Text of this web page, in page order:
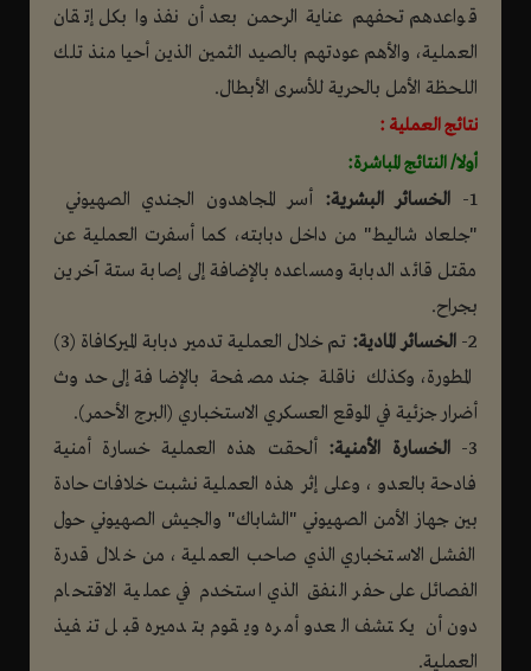
قواعدهم تحفهم عناية الرحمن بعد أن نفذوا بكل إتقان
العملية، والأهم عودتهم بالصيد الثمين الذين أحيا منذ تلك
اللحظة الأمل بالحرية للأسرى الأبطال.
نتائج العملية :
أولا/ النتائج المباشرة:
1-
الخسائر البشرية: أسر المجاهدون الجندي الصهيوني
"جلعاد شاليط" من داخل دبابته، كما أسفرت العملية عن
مقتل قائد الدبابة ومساعده بالإضافة إلى إصابة ستة آخرين
بجراح.
2- الخسائر المادية:
تم خلال العملية تدمير دبابة الميركافاة (3)
المطورة، وكذلك ناقلة جند مصفحة بالإضافة إلى حدوث
أضرار جزئية في الموقع العسكري الاستخباري (البرج الأحمر).
3-
الخسارة الأمنية: ألحقت هذه العملية خسارة أمنية
فادحة بالعدو ، وعلى إثر هذه العملية نشبت خلافات حادة
بين جهاز الأمن الصهيوني "الشاباك" والجيش الصهيوني حول
الفشل الاستخباري الذي صاحب العملية ، من خلال قدرة
الفصائل على حفر النفق الذي استخدم في عملية الاقتحام
دون أن يكتشف العدو أمره ويقوم بتدميره قبل تنفيذ
العملية.